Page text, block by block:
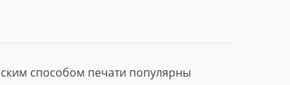
способом печати популярны